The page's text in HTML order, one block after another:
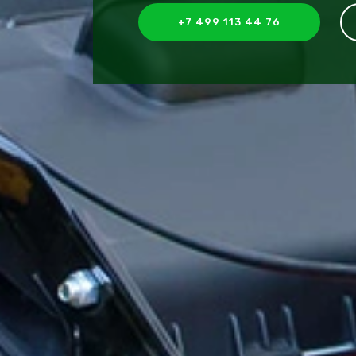
+7 499 113 44 76